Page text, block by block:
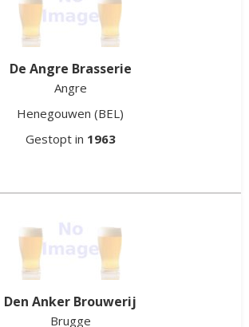
De Angre Brasserie
Angre
Henegouwen (BEL)
Gestopt in 1963
Den Anker Brouwerij
Brugge